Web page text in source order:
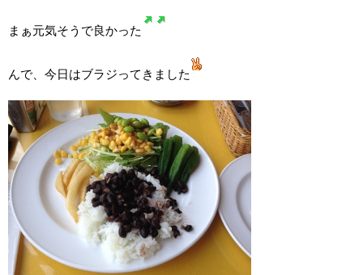
まぁ元気そうで良かった
んで、今日はブラジってきました